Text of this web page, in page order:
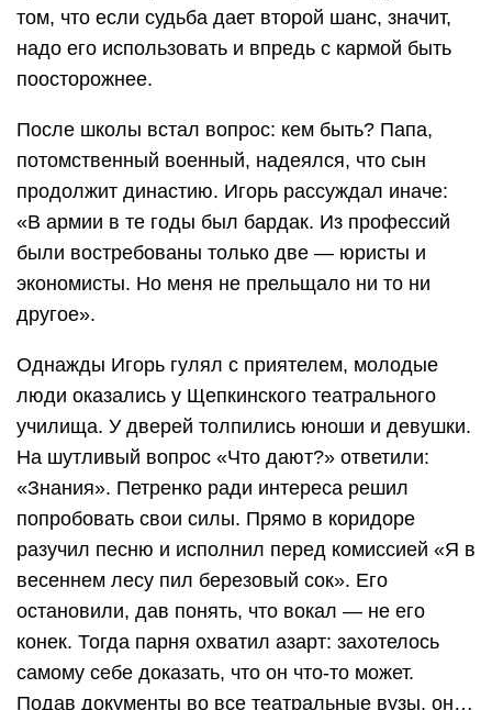
том, что если судьба дает второй шанс, значит,
надо его использовать и впредь с кармой быть
поосторожнее.
После школы встал вопрос: кем быть? Папа,
потомственный военный, надеялся, что сын
продолжит династию. Игорь рассуждал иначе:
«В армии в те годы был бардак. Из профессий
были востребованы только две — юристы и
экономисты. Но меня не прельщало ни то ни
другое».
Однажды Игорь гулял с приятелем, молодые
люди оказались у Щепкинского театрального
училища. У дверей толпились юноши и девушки.
На шутливый вопрос «Что дают?» ответили:
«Знания». Петренко ради интереса решил
попробовать свои силы. Прямо в коридоре
разучил песню и исполнил перед комиссией «Я в
весеннем лесу пил березовый сок». Его
остановили, дав понять, что вокал — не его
конек. Тогда парня охватил азарт: захотелось
самому себе доказать, что он что-то может.
Подав документы во все театральные вузы, он…